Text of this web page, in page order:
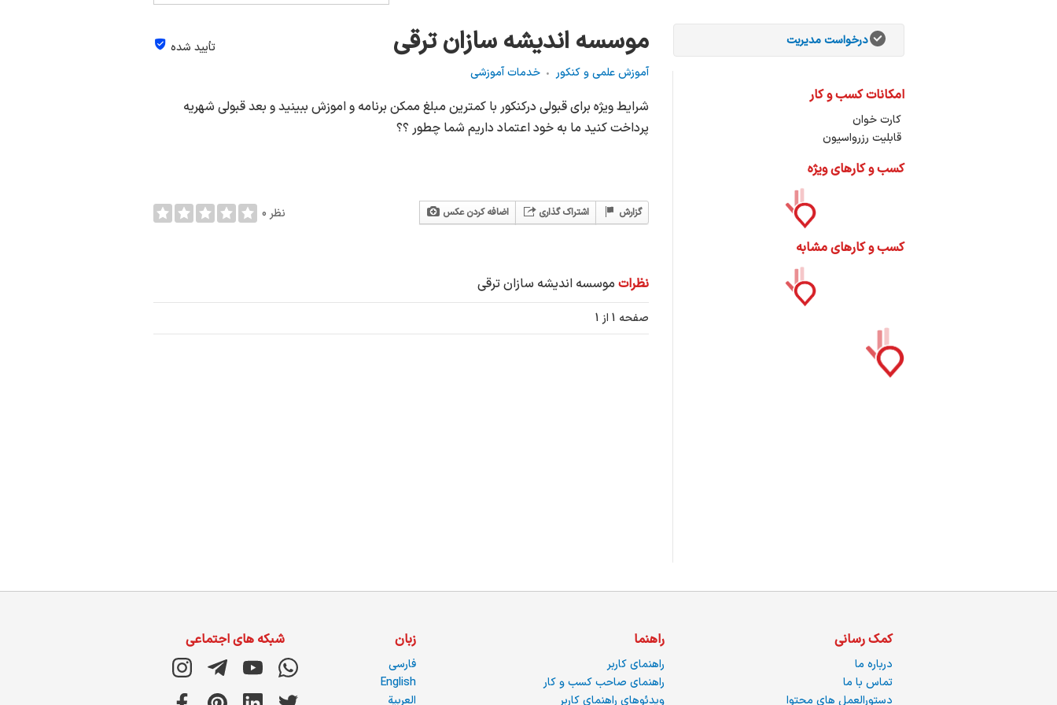
موسسه اندیشه سازان ترقی
تأیید شده
آموزش علمی و کنکور
خدمات آموزشی
شرایط ویژه برای قبولی درکنکور با کمترین مبلغ ممکن برنامه و اموزش ببینید و بعد قبولی شهریه
پرداخت کنید ما به خود اعتماد داریم شما چطور ؟؟
اضافه کردن عکس اشتراک گذاری گزارش 0 نظر
نظرات موسسه اندیشه سازان ترقی
صفحه 1 از 1
درخواست مدیریت
امکانات کسب و کار
کارت خوان
قابلیت رزرواسیون
کسب و کارهای ویژه
کسب و کارهای مشابه
کمک رسانی
درباره ما
تماس با ما
دستورالعمل های محتوا
راهنما
راهنمای کاربر
راهنمای صاحب کسب و کار
ویدئوهای راهنمای کاربر
زبان
فارسی
English
العربية
شبکه های اجتماعی